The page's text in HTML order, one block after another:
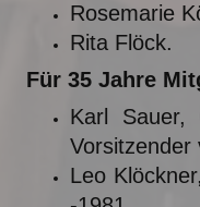
Rosemarie
Rita Flöck.
Für 35 Jahre
Karl Sauer,
Vorsitzender
Leo